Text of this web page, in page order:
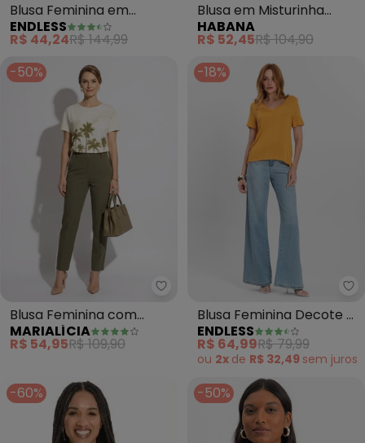
Blusa Feminina em
Viscotorcion (Amarelo)
ENDLESS
R$ 44,24R$ 144,99
Blusa em Misturinha
(Amarelo )
HABANA
R$ 52,45R$ 104,90
-50%
Marialícia - Blusa Feminina
Blusa Feminina com
Sublimação (Amarelo)
MARIALÍCIA
R$ 54,95R$ 109,90
-18%
Blusa Feminina Decote V
(Amarelo)
ENDLESS
R$ 64,99R$ 79,99
ou 2x de R$ 32,49 sem juros
-60% -50%